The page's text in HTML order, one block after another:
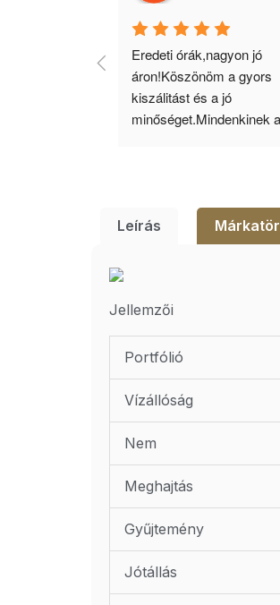
Eredeti órák,nagyon jó
áron!Köszönöm a gyors
kiszálitást és a jó
minőséget.Mindenkinek
Leírás
Jellemzői
Portfólió
Vízállóság
Nem
Meghajtás
Gyűjtemény
Jótállás